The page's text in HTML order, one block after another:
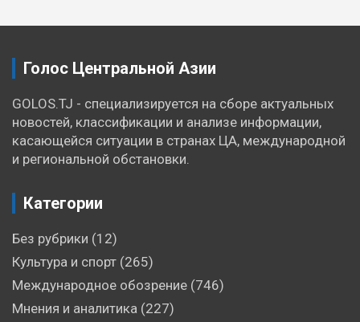
Голос Центральной Азии
GOLOS.TJ - специализируется на сборе актуальных
новостей, классификации и анализе информации,
касающейся ситуации в странах ЦА, международной
и региональной обстановки.
Категории
Без рубрики (12)
Культура и спорт (265)
Международное обозрение (746)
Мнения и аналитика (227)